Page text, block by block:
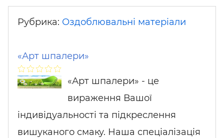
Рубрика: Оздоблювальні матеріали
«Арт шпалери»
«Арт шпалери» - це
вираження Вашої
індивідуальності та підкреслення
вишуканого смаку. Наша спеціалізація